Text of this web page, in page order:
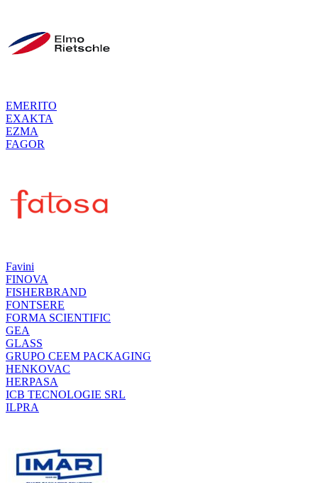
EMERITO
EXAKTA
EZMA
FAGOR
Favini
FINOVA
FISHERBRAND
FONTSERE
FORMA SCIENTIFIC
GEA
GLASS
GRUPO CEEM PACKAGING
HENKOVAC
HERPASA
ICB TECNOLOGIE SRL
ILPRA